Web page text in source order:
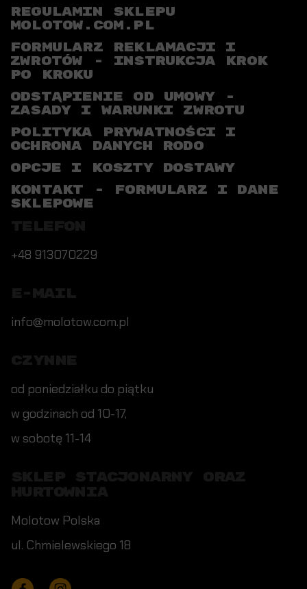
REGULAMIN SKLEPU
MOLOTOW.COM.PL
FORMULARZ REKLAMACJI I
ZWROTÓW - INSTRUKCJA KROK
PO KROKU
ODSTĄPIENIE OD UMOWY -
ZASADY I WARUNKI ZWROTU
POLITYKA PRYWATNOŚCI I
OCHRONA DANYCH RODO
OPCJE I KOSZTY DOSTAWY
KONTAKT - FORMULARZ I DANE
SKLEPOWE
+48 913070229
info@molotow.com.pl
od poniedziałku do piątku
w godzinach od 10-17,
w sobotę 11-14
Molotow Polska
ul. Chmielewskiego 18
FacebookInstagram